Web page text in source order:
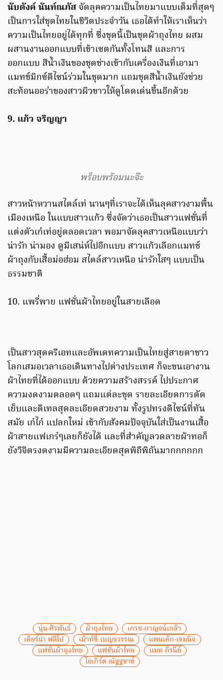
นับตังค์ นันท์ณภัส จัดลุคความเป็นไทยมาแบบเต็มที่สุดๆ
เป็นการใส่ชุดไทยในชีวิตประจำวัน เธอได้ทำให้เราเห็นว่า
ความเป็นไทยอยู่ได้ทุกที่ ซึ่งชุดนี้เป็นชุดผ้าถุงไทย ผสม
ผสานงานออกแบบที่เข้าเซตกันทั้งโทนสี และการ
ออกแบบ สีน้ำเงินของชุดช่างเข้ากับเครื่องเงินที่เอามา
แมทช์มิกซ์ดีไซน์ร่วมในชุดมาก แถมชุดสีน้ำเงินยังช่วย
สะท้อนออร่าของสาวผิวขาวให้ดูโดดเด่นขึ้นอีกด้วย
9. แก้ว จริญญา
พร็อบพร้อมนะจ๊ะ
สาวหน้าหวานสไตล์เท่ นานๆที่เราจะได้เห็นลุคสาวงามพื้น
เมืองเหนือ ในแบบสาวแก้ว ซึ่งจัดว่าเธอเป็นสาวแฟชั่นที่
แต่งตัวเก๋เท่อยู่ตลอดเวลา พอมาจัดลุคสาวเหนือแบบว่า
น่ารัก น่ามอง ดูมีเสน่ห์ไปอีกแบบ สาวแก้วเลือกแมทช์
ผ้าถุงกับเสื้อม่อฮ่อม สไตล์สาวเหนือ น่ารักใสๆ แบบเป็น
ธรรมชาติ
10. แพรี่พาย แฟชั่นผ้าไทยอยู่ในสายเลือด
เป็นสาวสุดครีเอทและอัพเดทความเป็นไทยสู่สายตาชาว
โลกเสมอเวลาเธอเดินทางไปต่างประเทศ ก็จะขนเอางาน
ผ้าไทยที่ได้ออกแบบ ด้วยความสร้างสรรค์ ไปประกาศ
ความงดงามตลอดๆ แถมแต่ละชุด รายละเอียดการตัด
เย็บและดีเทลสุดละเอียดสวยงาม ทั้งรูปทรงดีไซน์ที่ทัน
สมัย เก๋ไก๋ แปลกใหม่ เข้ากับสังคมปัจจุบันใส่เป็นงานเสื้อ
ผ้าสายแฟเกร๋ๆเลยก็ยังได้ และที่สำคัญลวดลายผ้าทอก็
ยังวิจิตรงดงามมีความละเอียดสุดพิถีพิถันมากกกกกก
นุ่น-ศิรพันธ์ ผ้าถุงไทย
เกรซ-กาญจน์เกล้า
เดียร์น่า ฟลีโป
เม้าท์ซี่ เบญจวรรณ
แพนเค้ก-เขมนิจ
แฟชั่นผ้าถุงไทย
แฟชั่นผ้าไทย
แมท ภีรนีย์
โยเกิร์ต ณัฐฐชาช์